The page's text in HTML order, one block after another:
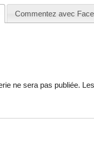
Commentez avec
ne sera pas publiée.